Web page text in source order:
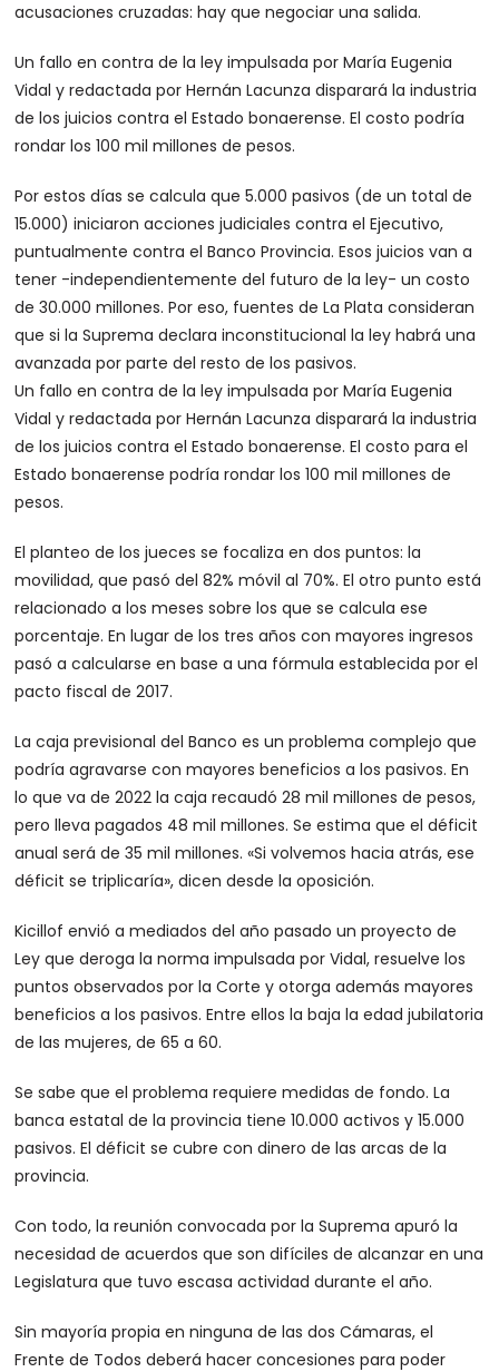
acusaciones cruzadas: hay que negociar una salida.
Un fallo en contra de la ley impulsada por María Eugenia
Vidal y redactada por Hernán Lacunza disparará la industria
de los juicios contra el Estado bonaerense. El costo podría
rondar los 100 mil millones de pesos.
Por estos días se calcula que 5.000 pasivos (de un total de
15.000) iniciaron acciones judiciales contra el Ejecutivo,
puntualmente contra el Banco Provincia. Esos juicios van a
tener -independientemente del futuro de la ley- un costo
de 30.000 millones. Por eso, fuentes de La Plata consideran
que si la Suprema declara inconstitucional la ley habrá una
avanzada por parte del resto de los pasivos.
Un fallo en contra de la ley impulsada por María Eugenia
Vidal y redactada por Hernán Lacunza disparará la industria
de los juicios contra el Estado bonaerense. El costo para el
Estado bonaerense podría rondar los 100 mil millones de
pesos.
El planteo de los jueces se focaliza en dos puntos: la
movilidad, que pasó del 82% móvil al 70%. El otro punto está
relacionado a los meses sobre los que se calcula ese
porcentaje. En lugar de los tres años con mayores ingresos
pasó a calcularse en base a una fórmula establecida por el
pacto fiscal de 2017.
La caja previsional del Banco es un problema complejo que
podría agravarse con mayores beneficios a los pasivos. En
lo que va de 2022 la caja recaudó 28 mil millones de pesos,
pero lleva pagados 48 mil millones. Se estima que el déficit
anual será de 35 mil millones. «Si volvemos hacia atrás, ese
déficit se triplicaría», dicen desde la oposición.
Kicillof envió a mediados del año pasado un proyecto de
Ley que deroga la norma impulsada por Vidal, resuelve los
puntos observados por la Corte y otorga además mayores
beneficios a los pasivos. Entre ellos la baja la edad jubilatoria
de las mujeres, de 65 a 60.
Se sabe que el problema requiere medidas de fondo. La
banca estatal de la provincia tiene 10.000 activos y 15.000
pasivos. El déficit se cubre con dinero de las arcas de la
provincia.
Con todo, la reunión convocada por la Suprema apuró la
necesidad de acuerdos que son difíciles de alcanzar en una
Legislatura que tuvo escasa actividad durante el año.
Sin mayoría propia en ninguna de las dos Cámaras, el
Frente de Todos deberá hacer concesiones para poder